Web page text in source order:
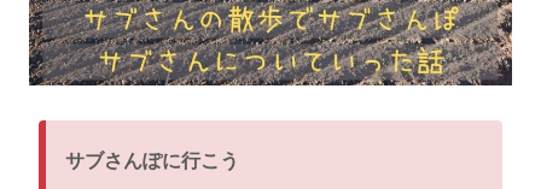
サブさんぽに行こう